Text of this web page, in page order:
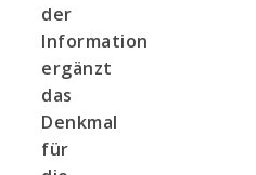
der
Information
ergänzt
das
Denkmal
für